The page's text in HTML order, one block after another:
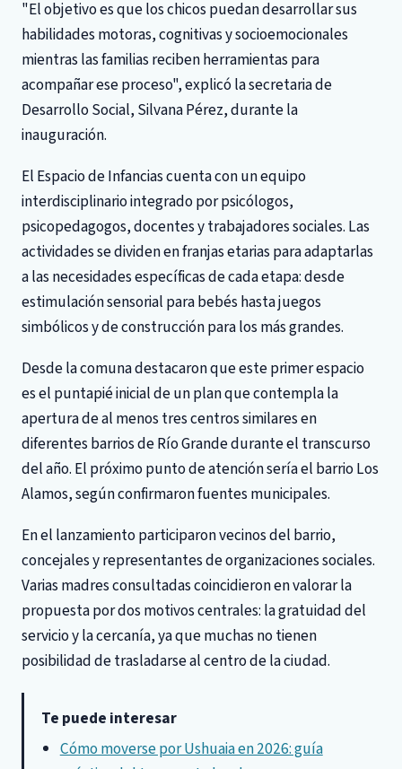
"El objetivo es que los chicos puedan desarrollar sus
habilidades motoras, cognitivas y socioemocionales
mientras las familias reciben herramientas para
acompañar ese proceso", explicó la secretaria de
Desarrollo Social, Silvana Pérez, durante la
inauguración.
El Espacio de Infancias cuenta con un equipo
interdisciplinario integrado por psicólogos,
psicopedagogos, docentes y trabajadores sociales. Las
actividades se dividen en franjas etarias para adaptarlas
a las necesidades específicas de cada etapa: desde
estimulación sensorial para bebés hasta juegos
simbólicos y de construcción para los más grandes.
Desde la comuna destacaron que este primer espacio
es el puntapié inicial de un plan que contempla la
apertura de al menos tres centros similares en
diferentes barrios de Río Grande durante el transcurso
del año. El próximo punto de atención sería el barrio Los
Alamos, según confirmaron fuentes municipales.
En el lanzamiento participaron vecinos del barrio,
concejales y representantes de organizaciones sociales.
Varias madres consultadas coincidieron en valorar la
propuesta por dos motivos centrales: la gratuidad del
servicio y la cercanía, ya que muchas no tienen
posibilidad de trasladarse al centro de la ciudad.
Te puede interesar
Cómo moverse por Ushuaia en 2026: guía